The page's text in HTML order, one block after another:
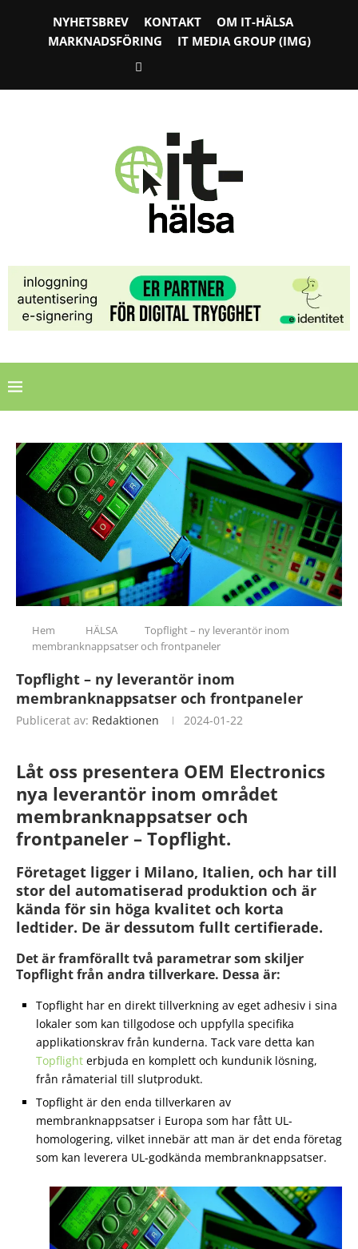
NYHETSBREV KONTAKT
OM IT-HÄLSA
MARKNADSFÖRING
IT MEDIA GROUP (IMG)
Hem HÄLSA
Topflight – ny leverantör inom
membranknappsatser och frontpaneler
Topflight – ny leverantör inom
membranknappsatser och frontpaneler
Publicerat av: Redaktionen 2024-01-22
Låt oss presentera OEM Electronics
nya leverantör inom området
membranknappsatser och
frontpaneler – Topflight.
Företaget ligger i Milano, Italien, och har till
stor del automatiserad produktion och är
kända för sin höga kvalitet och korta
ledtider. De är dessutom fullt certifierade.
Det är framförallt två parametrar som skiljer
Topflight från andra tillverkare. Dessa är:
Topflight har en direkt tillverkning av eget adhesiv i sina
lokaler som kan tillgodose och uppfylla specifika
applikationskrav från kunderna. Tack vare detta kan
Topflight erbjuda en komplett och kundunik lösning,
från råmaterial till slutprodukt.
Topflight är den enda tillverkaren av
membranknappsatser i Europa som har fått UL-
homologering, vilket innebär att man är det enda företag
som kan leverera UL-godkända membranknappsatser.